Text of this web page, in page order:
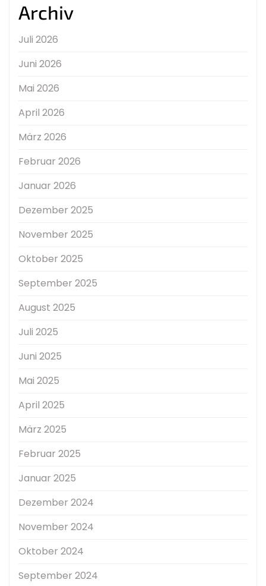
Archiv
Juli 2026
Juni 2026
Mai 2026
April 2026
März 2026
Februar 2026
Januar 2026
Dezember 2025
November 2025
Oktober 2025
September 2025
August 2025
Juli 2025
Juni 2025
Mai 2025
April 2025
März 2025
Februar 2025
Januar 2025
Dezember 2024
November 2024
Oktober 2024
September 2024